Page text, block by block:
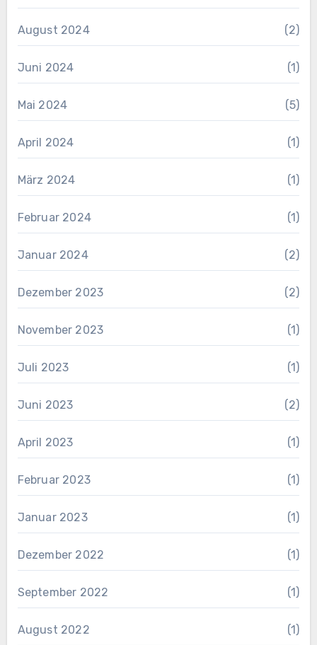
August 2024 (2)
Juni 2024 (1)
Mai 2024 (5)
April 2024 (1)
März 2024 (1)
Februar 2024 (1)
Januar 2024 (2)
Dezember 2023 (2)
November 2023 (1)
Juli 2023 (1)
Juni 2023 (2)
April 2023 (1)
Februar 2023 (1)
Januar 2023 (1)
Dezember 2022 (1)
September 2022 (1)
August 2022 (1)